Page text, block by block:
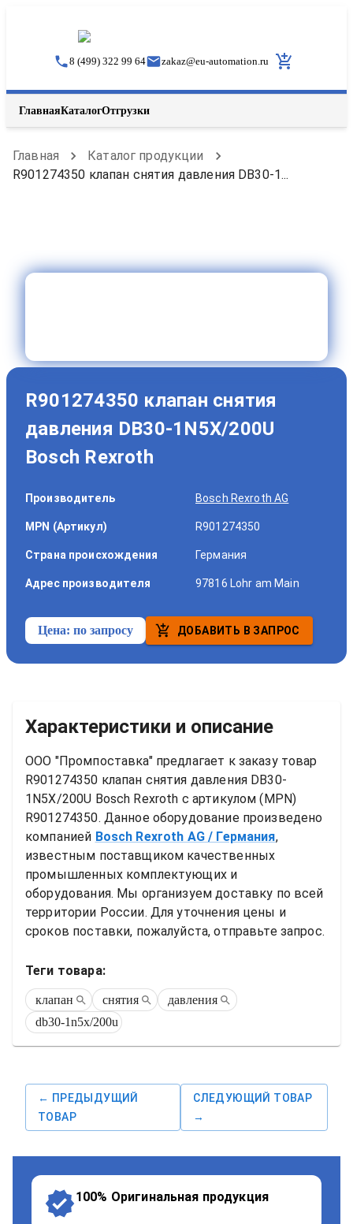
8 (499) 322 99 64 zakaz@eu-automation.ru
ГлавнаяКаталогОтгрузки
Главная
Каталог продукции
R901274350 клапан снятия давления DB30-1...
R901274350 клапан снятия
давления DB30-1N5X/200U
Bosch Rexroth
Производитель Bosch Rexroth AG
MPN (Артикул) R901274350
Страна происхождения Германия
Адрес производителя 97816 Lohr am Main
Цена: по запросу ДОБАВИТЬ В ЗАПРОС
Характеристики и описание
ООО "Промпоставка" предлагает к заказу товар
R901274350 клапан снятия давления DB30-
1N5X/200U Bosch Rexroth
R901274350. Данное оборудование произведено
компанией Bosch Rexroth AG / Германия,
известным поставщиком качественных
промышленных комплектующих и
оборудования. Мы организуем доставку по всей
территории России. Для уточнения цены и
сроков поставки, пожалуйста, отправьте запрос.
Теги товара:
клапан снятия
давления
db30-1n5x/200u
← ПРЕДЫДУЩИЙ
ТОВАР
СЛЕДУЮЩИЙ ТОВАР
→
100% Оригинальная продукция